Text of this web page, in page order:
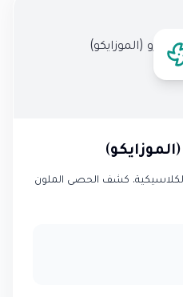
الكلاسيكية. كشف الحصى الملون